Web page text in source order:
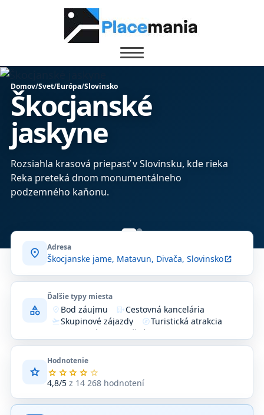
Domov/Svet/Európa/Slovinsko
Škocjanské
jaskyne
Rozsiahla krasová priepasť v Slovinsku, kde rieka
Reka preteká dnom monumentálneho
podzemného kaňonu.
location_on Adresa
Škocjanske jame, Matavun, Divača, Slovinskoopen_in_new
category
Ďalšie typy miesta
where_to_vote Bod záujmu moving_ministryCestovná kancelária
flight_takeoffSkupinové zájazdy exploreTuristická atrakcia
Turistické informačné centrum
location_onZariadenie
star
Hodnotenie
star star star star star
4,8/5z 14 268 hodnotení
Priemerné
hodnotenie
z